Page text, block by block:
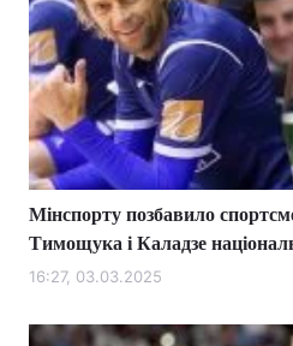
Мінспорту позбавило
Тимощука і Каладзе
16:27, 03.03.2025